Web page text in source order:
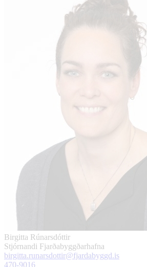
Birgitta Rúnarsdóttir
Stjórnandi Fjarðabyggðarhafna
birgitta.runarsdottir@fjardabyggd.is
470-9016